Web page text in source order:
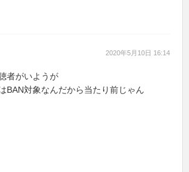
2020年5月10日 16:14
者がいようが
BAN対象なんだから当たり前じゃん